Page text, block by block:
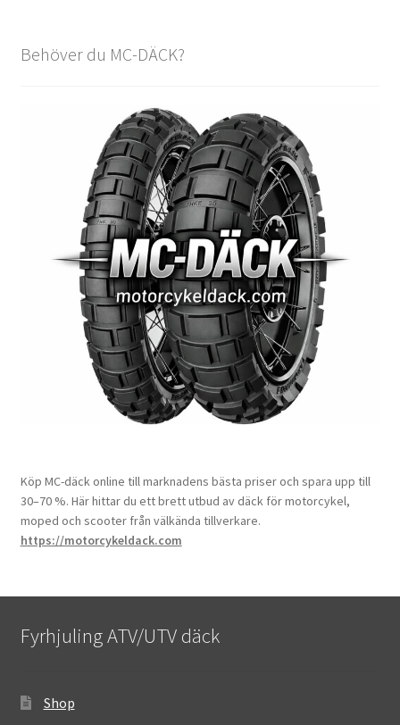
Behöver du MC-DÄCK?
Köp MC-däck online till marknadens bästa priser och spara upp till
30–70 %. Här hittar du ett brett utbud av däck för motorcykel,
moped och scooter från välkända tillverkare.
https://motorcykeldack.com
Fyrhjuling ATV/UTV däck
Shop